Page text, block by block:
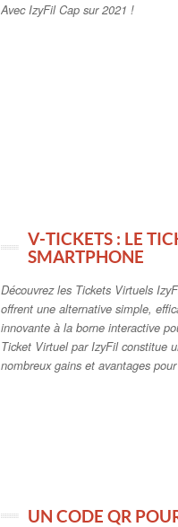
Avec IzyFil Cap sur 2021 !
V-TICKETS : LE
SMARTPHONE
Découvrez les Tickets Virtuels
offrent une alternative simple,
innovante à la borne interactive
Ticket Virtuel par IzyFil constitue
nombreux gains et avantages
UN CODE QR